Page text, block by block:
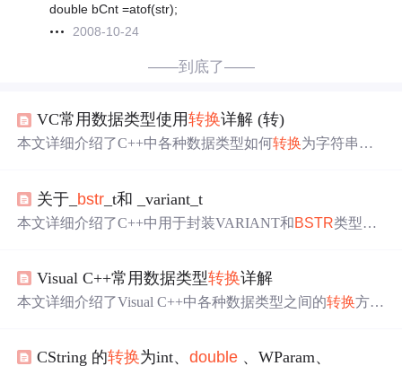
double bCnt =atof(str);
2008-10-24
——到底了——
VC常用数据类型使用转换详解 (转)
本文详细介绍了C++中各种数据类型如何转换为字符串，
_t等复合类型之间的相互转换。
关于_ bstr _t和 _variant_t
本文详细介绍了C++中用于封装VARIANT和BSTR类型的
me、double、BYTE、float、long、INT64等，到VARIAN
T和BSTR的转换方法。
Visual C++常用数据类型转换详解
本文详细介绍了Visual C++中各种数据类型之间的转换方
a、ltoa、fcvt等函数以及CString的Format方法来实现字符串
CString 的转换为int、double 、WParam、